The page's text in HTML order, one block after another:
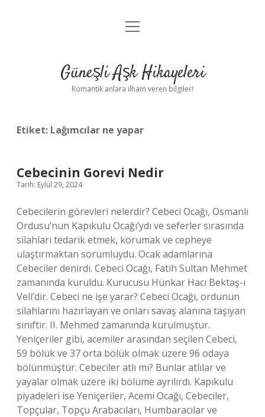
Anasayfa
Yasal Uyarı
menüyü
Güneşli Aşk Hikayeleri
Romantik anlara ilham veren bilgiler!
Etiket: Lağımcılar ne yapar
Cebecinin Gorevi Nedir
Tarih: Eylül 29, 2024
Cebecilerin görevleri nelerdir? Cebeci Ocağı, Osmanlı
Ordusu’nun Kapıkulu Ocağı’ydı ve seferler sırasında
silahları tedarik etmek, korumak ve cepheye
ulaştırmaktan sorumluydu. Ocak adamlarına
Cebeciler denirdi. Cebeci Ocağı, Fatih Sultan Mehmet
zamanında kuruldu. Kurucusu Hünkar Hacı Bektaş-ı
Veli’dir. Cebeci ne işe yarar? Cebeci Ocağı, ordunun
silahlarını hazırlayan ve onları savaş alanına taşıyan
sınıftır. II. Mehmed zamanında kurulmuştur.
Yeniçeriler gibi, acemiler arasından seçilen Cebeci,
59 bölük ve 37 orta bölük olmak üzere 96 odaya
bölünmüştür. Cebeciler atlı mı? Bunlar atlılar ve
yayalar olmak üzere iki bölüme ayrılırdı. Kapıkulu
piyadeleri ise Yeniçeriler, Acemi Ocağı, Cebeciler,
Topçular, Topçu Arabacıları, Humbaracılar ve